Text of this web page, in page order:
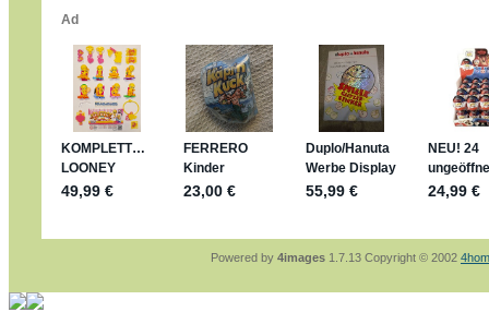
Für die Figuren VC307, 310, 318 und 326
mein Enkel hat die leider weggeworfen
jan-lukas:geschrieben am: 29. 4. 2026 -
https://www.ferrero-
sammelspass.de/einladung/
jan-lukas:geschrieben am: 28. 4. 2026 -
stimmt, jetzt fällt es mir auch ein
*Bussi*
geschrieben am: 28. 4.
So habe ich das in Erinnerung ... oder?
jan-lukas:geschrieben am: 28. 4. 2026 -
Powered by 4images 1.7.13 Copyright © 2002